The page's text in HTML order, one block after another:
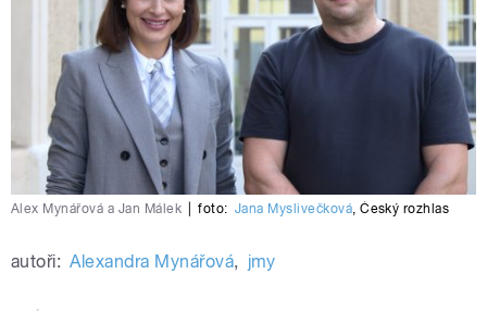
Alex Mynářová a Jan Málek foto: Jana Myslivečková,Český rozhlas
autoři: Alexandra Mynářová, jmy